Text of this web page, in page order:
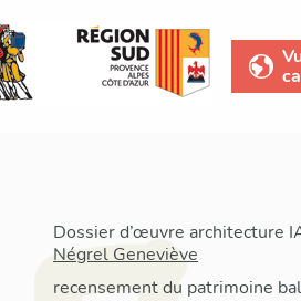
Dossier d’œuvre architecture
Négrel Geneviève
recensement du patrimoine